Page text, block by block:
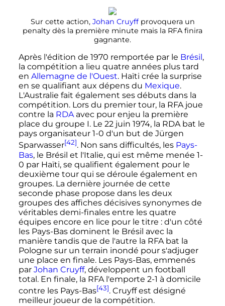
Sur cette action, Johan Cruyffprovoquera un
penalty dès la première minute mais la RFA finira
gagnante.
Après l'édition de 1970 remportée par le Brésil ,
la compétition a lieu quatre années plus tard
en Allemagne de l'Ouest. Haïti crée la surprise
en se qualifiant aux dépens du Mexique.
L'Australie fait également ses débuts dans la
compétition. Lors du premier tour, la RFA joue
contre la RDAavec pour enjeu la première
place du groupe I. Le 22 juin 1974, la RDA bat le
pays organisateur 1-0 d'un but de Jürgen
Sparwasser[42]. Non sans difficultés, les Pays-
Bas, le Brésil et l'Italie, qui est même menée 1-
0 par Haïti, se qualifient également pour le
deuxième tour qui se déroule également en
groupes. La dernière journée de cette
seconde phase propose dans les deux
groupes des affiches décisives synonymes de
véritables demi-finales entre les quatre
équipes encore en lice pour le titre : d'un côté
les Pays-Bas dominent le Brésil avec la
manière tandis que de l'autre la RFA bat la
Pologne sur un terrain inondé pour s'adjuger
une place en finale. Les Pays-Bas, emmenés
par Johan Cruyff, développent un football
total. En finale, la RFA l'emporte 2-1 à domicile
contre les Pays-Bas[43]. Cruyff est désigné
meilleur joueur de la compétition.